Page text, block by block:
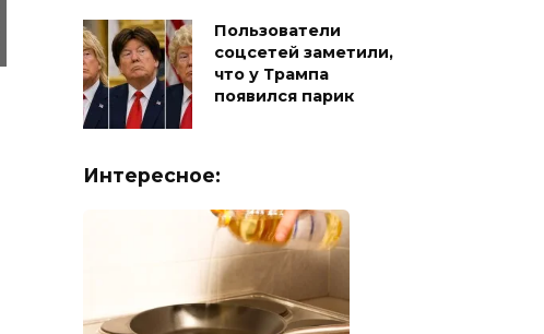
Пользователи
соцсетей заметили,
что у Трампа
появился парик
Интересное: